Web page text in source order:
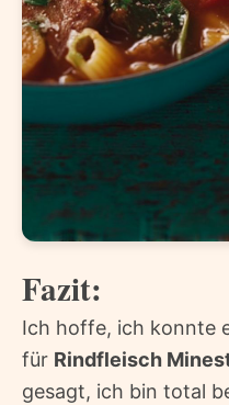
Fazit:
Ich hoffe, ich konnte
für Rindfleisch
gesagt, ich bin total